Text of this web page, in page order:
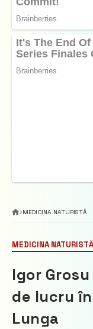
MEDICINA NATURISTĂ
MEDICINA NATURISTĂ
Igor
de lucru
Lunga